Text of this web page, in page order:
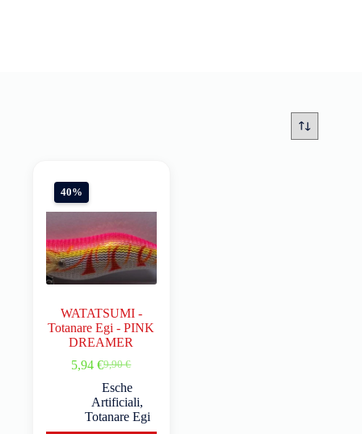
40%
WATATSUMI -
Totanare Egi - PINK
DREAMER
9,90€
5,94€
Esche
Artificiali,
Totanare Egi